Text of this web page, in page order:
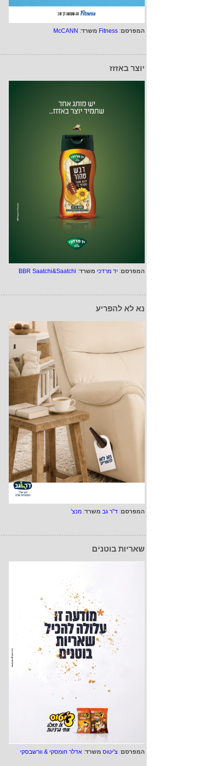
המפרסם:
Fitness משרד:
McCANN
יוצר באזזז
המפרסם: יד מרדכי משרד:
BBR Saatchi&Saatchi
נא לא להפריע
המפרסם: ד"ר גב משרד: מנצ'
שאריות בוטנים
המפרסם: צ'יטוס משרד: אדלר חומסקי & וורשבסקי